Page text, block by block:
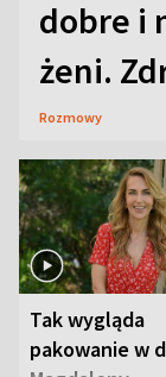
dobre i
żeni.
Rozmowy
Tak wygląda
pakowanie w